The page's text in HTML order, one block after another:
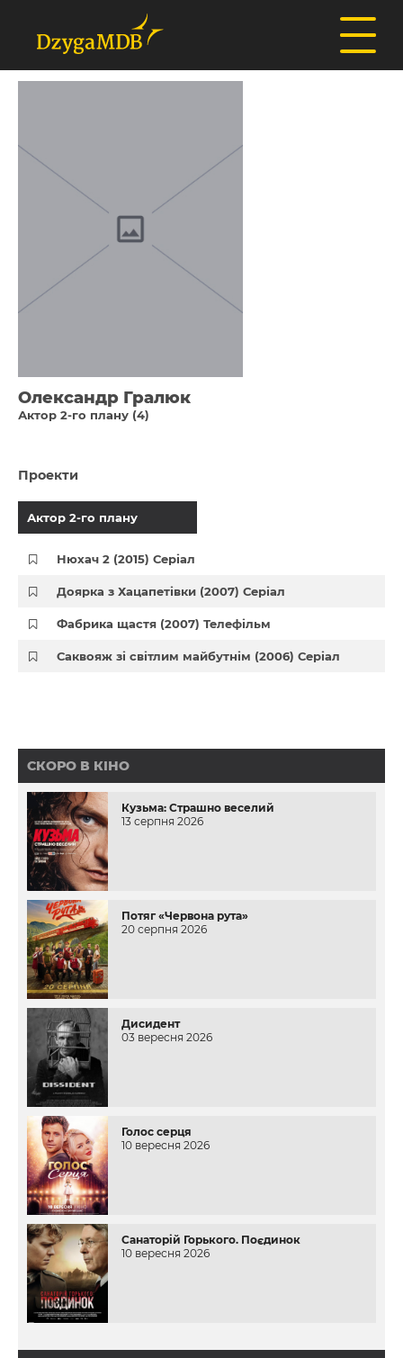
Олександр Гралюк
Актор 2-го плану (4)
Проекти
Актор 2-го плану
Нюхач 2 (2015) Серіал
Доярка з Хацапетівки (2007) Серіал
Фабрика щастя (2007) Телефільм
Саквояж зі світлим майбутнім (2006) Серіал
СКОРО В КІНО
Кузьма: Страшно веселий
13 серпня 2026
Потяг «Червона рута»
20 серпня 2026
Дисидент
03 вересня 2026
Голос серця
10 вересня 2026
Санаторій Горького. Поєдинок
10 вересня 2026